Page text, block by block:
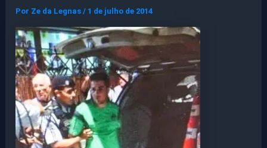
Por Ze da Legnas/ 1 de julho de 2014